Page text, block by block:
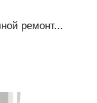
ремонт...